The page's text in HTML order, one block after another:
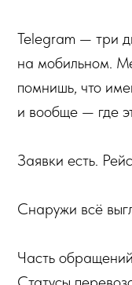
Telegram — три
на мобильном.
помнишь, что
и вообще — где
Заявки есть.
Снаружи всё
Часть